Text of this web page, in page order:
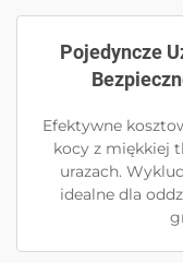
Pojedyncze
Efektywne
kocy z miękkiej
urazach.
idealne dla